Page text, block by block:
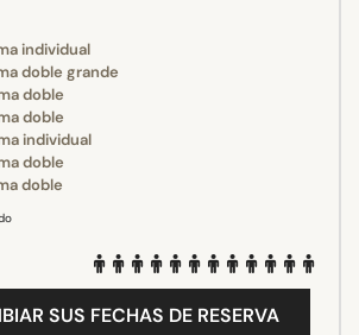
individual
doble grande
doble
doble
individual
doble
doble
SUS FECHAS DE RESERVA